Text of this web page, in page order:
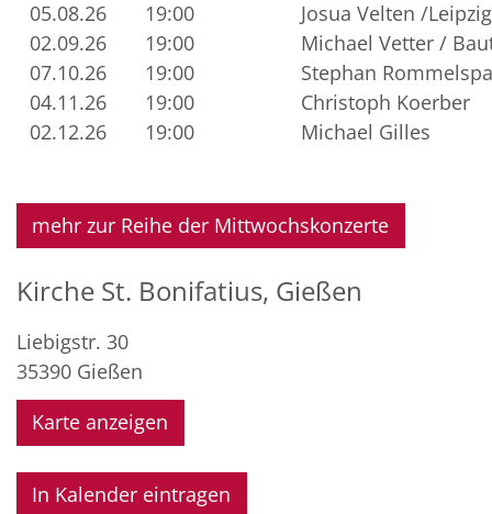
05.08.26
19:00
Josua Velten /Leipzig
02.09.26
19:00
Michael Vetter /
07.10.26
19:00
Stephan
04.11.26
19:00
Christoph Koerber
02.12.26
19:00 Michael Gilles
mehr zur Reihe der Mittwochskonzerte
Kirche St. Bonifatius, Gießen
Liebigstr. 30
35390 Gießen
Karte anzeigen
In Kalender eintragen